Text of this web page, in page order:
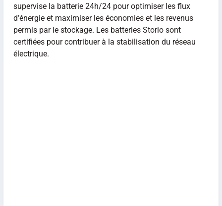
supervise la batterie 24h/24 pour optimiser les flux
d’énergie et maximiser les économies et les revenus
permis par le stockage. Les batteries Storio sont
certifiées pour contribuer à la stabilisation du réseau
électrique.